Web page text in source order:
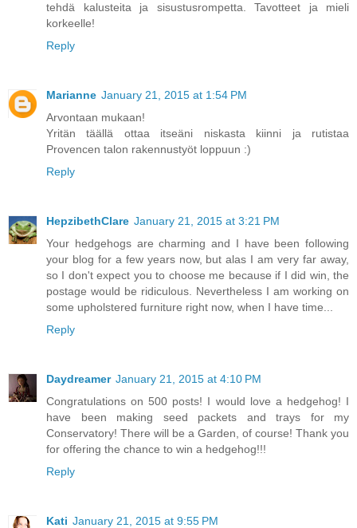
tehdä kalusteita ja sisustusrompetta. Tavotteet ja mieli
korkeelle!
Reply
Marianne January 21, 2015 at 1:54 PM
Arvontaan mukaan!
Yritän täällä ottaa itseäni niskasta kiinni ja rutistaa
Provencen talon rakennustyöt loppuun :)
Reply
HepzibethClare January 21, 2015 at 3:21 PM
Your hedgehogs are charming and I have been following
your blog for a few years now, but alas I am very far away,
so I don't expect you to choose me because if I did win, the
postage would be ridiculous. Nevertheless I am working on
some upholstered furniture right now, when I have time...
Reply
Daydreamer January 21, 2015 at 4:10 PM
Congratulations on 500 posts! I would love a hedgehog! I
have been making seed packets and trays for my
Conservatory! There will be a Garden, of course! Thank you
for offering the chance to win a hedgehog!!!
Reply
Kati January 21, 2015 at 9:55 PM